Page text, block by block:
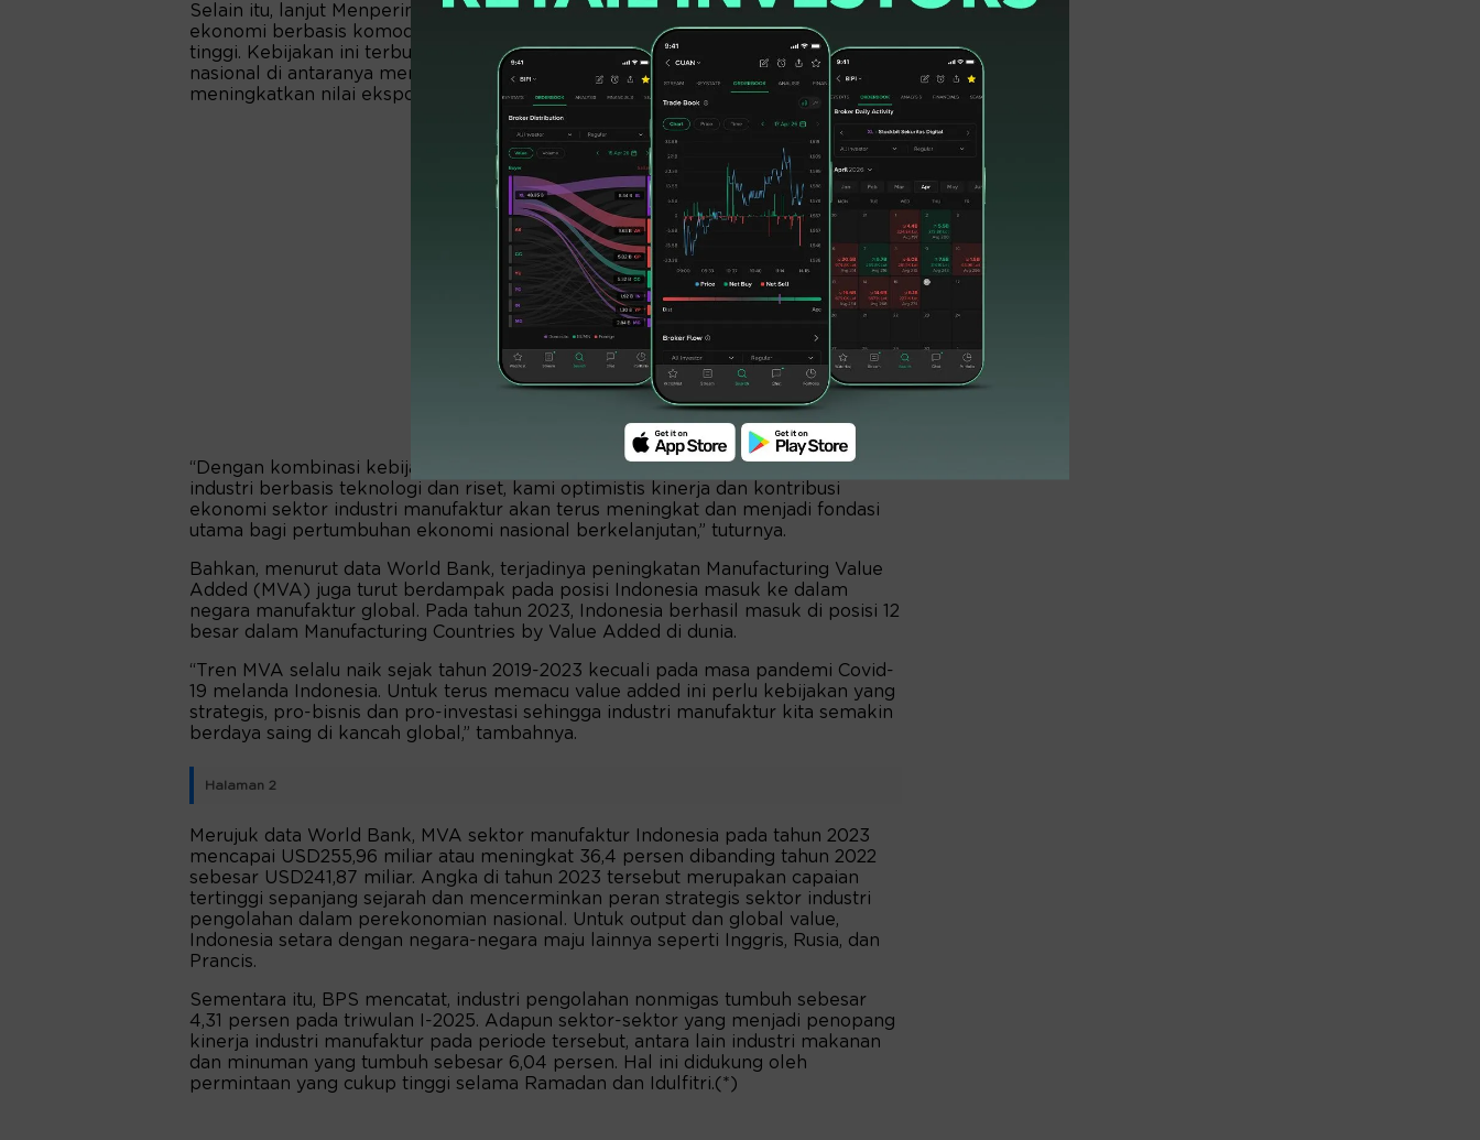
Selain itu, lanjut Menperin, hilirisasi adalah kunci untuk mengubah paradigma
ekonomi berbasis komoditas mentah menjadi produk yang bernilai tambah
tinggi. Kebijakan ini terbukti memberikan efek yang luas bagi perekonomian
nasional di antaranya membuka lapangan kerja, memperluas investasi, dan
meningkatkan nilai ekspor.
“Dengan kombinasi kebijakan hilirisasi, peningkatan TKDN, serta transformasi
industri berbasis teknologi dan riset, kami optimistis kinerja dan kontribusi
ekonomi sektor industri manufaktur akan terus meningkat dan menjadi fondasi
utama bagi pertumbuhan ekonomi nasional berkelanjutan,” tuturnya.
Bahkan, menurut data World Bank, terjadinya peningkatan Manufacturing Value
Added (MVA) juga turut berdampak pada posisi Indonesia masuk ke dalam
negara manufaktur global. Pada tahun 2023, Indonesia berhasil masuk di posisi 12
besar dalam Manufacturing Countries by Value Added di dunia.
“Tren MVA selalu naik sejak tahun 2019-2023 kecuali pada masa pandemi Covid-
19 melanda Indonesia. Untuk terus memacu value added ini perlu kebijakan yang
strategis, pro-bisnis dan pro-investasi sehingga industri manufaktur kita semakin
berdaya saing di kancah global,” tambahnya.
Halaman 2
Merujuk data World Bank, MVA sektor manufaktur Indonesia pada tahun 2023
mencapai USD255,96 miliar atau meningkat 36,4 persen dibanding tahun 2022
sebesar USD241,87 miliar. Angka di tahun 2023 tersebut merupakan capaian
tertinggi sepanjang sejarah dan mencerminkan peran strategis sektor industri
pengolahan dalam perekonomian nasional. Untuk output dan global value,
Indonesia setara dengan negara-negara maju lainnya seperti Inggris, Rusia, dan
Prancis.
Sementara itu, BPS mencatat, industri pengolahan nonmigas tumbuh sebesar
4,31 persen pada triwulan I-2025. Adapun sektor-sektor yang menjadi penopang
kinerja industri manufaktur pada periode tersebut, antara lain industri makanan
dan minuman yang tumbuh sebesar 6,04 persen. Hal ini didukung oleh
permintaan yang cukup tinggi selama Ramadan dan Idulfitri.(*)